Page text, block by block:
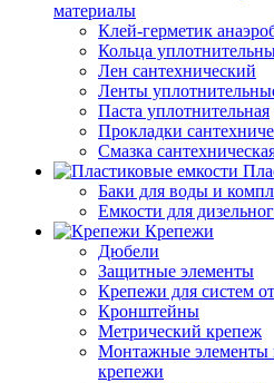
материалы
Клей-герметик
Кольца
Лен сантехнический
Ленты
Паста уплотнительная
Прокладки
Смазка
Баки для воды и
Емкости для
Крепежи
Дюбели
Защитные элементы
Крепежи для систем
Кронштейны
Метрический крепеж
Монтажные элементы
крепежи